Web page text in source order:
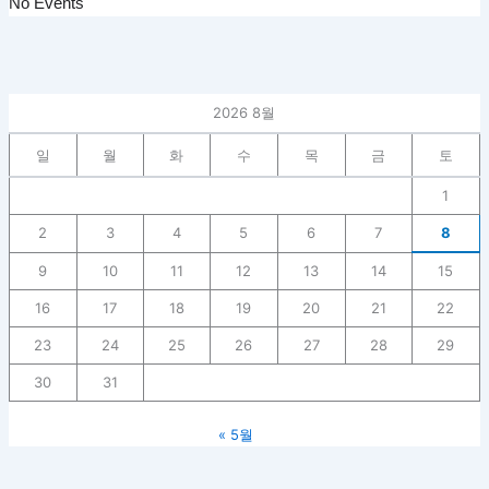
No Events
2026 8월
일 월 화 수 목 금 토
1
2 3 4 5 6 7 8
9 10 11 12 13 14 15
16 17 18 19 20 21 22
23 24 25 26 27 28 29
30 31
« 5월